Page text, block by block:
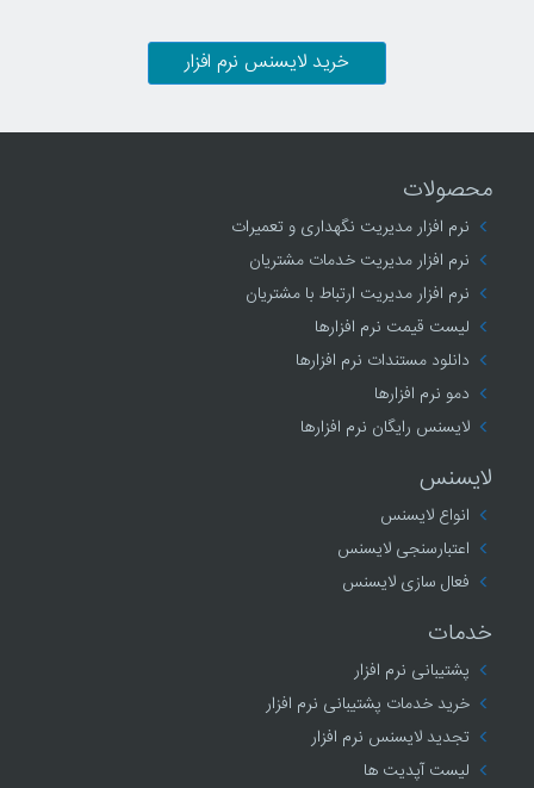
خرید لایسنس نرم افزار
محصولات
نرم افزار مدیریت نگهداری و تعمیرات
نرم افزار مدیریت خدمات مشتریان
نرم افزار مدیریت ارتباط با مشتریان
لیست قیمت نرم افزارها
دانلود مستندات نرم افزارها
دمو نرم افزارها
لایسنس رایگان نرم افزارها
لایسنس
انواع لایسنس
اعتبارسنجی لایسنس
فعال سازی لایسنس
خدمات
پشتیبانی نرم افزار
خرید خدمات پشتیبانی نرم افزار
تجدید لایسنس نرم افزار
لیست آپدیت ها